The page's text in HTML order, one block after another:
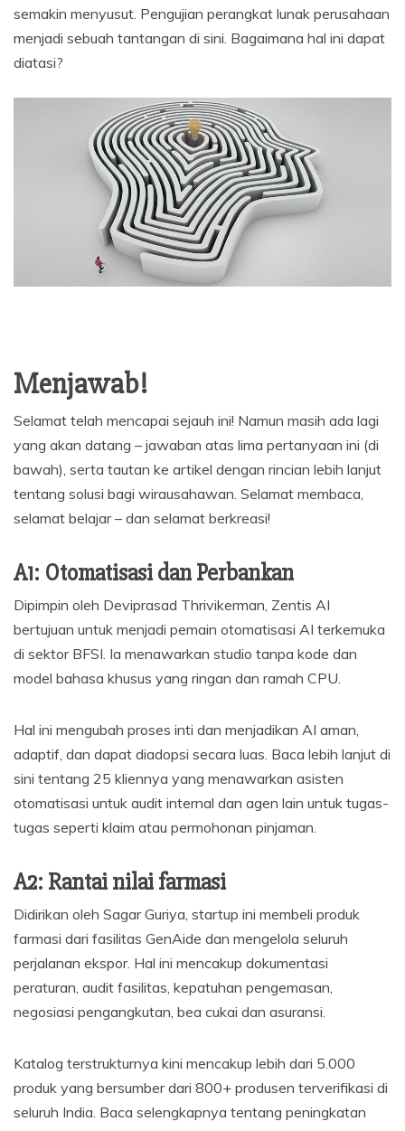
semakin menyusut. Pengujian perangkat lunak perusahaan
menjadi sebuah tantangan di sini. Bagaimana hal ini dapat
diatasi?
Menjawab!
Selamat telah mencapai sejauh ini! Namun masih ada lagi
yang akan datang – jawaban atas lima pertanyaan ini (di
bawah), serta tautan ke artikel dengan rincian lebih lanjut
tentang solusi bagi wirausahawan. Selamat membaca,
selamat belajar – dan selamat berkreasi!
A1: Otomatisasi dan Perbankan
Dipimpin oleh Deviprasad Thrivikerman, Zentis AI
bertujuan untuk menjadi pemain otomatisasi AI terkemuka
di sektor BFSI. Ia menawarkan studio tanpa kode dan
model bahasa khusus yang ringan dan ramah CPU.
Hal ini mengubah proses inti dan menjadikan AI aman,
adaptif, dan dapat diadopsi secara luas. Baca lebih lanjut di
sini tentang 25 kliennya yang menawarkan asisten
otomatisasi untuk audit internal dan agen lain untuk tugas-
tugas seperti klaim atau permohonan pinjaman.
A2: Rantai nilai farmasi
Didirikan oleh Sagar Guriya, startup ini membeli produk
farmasi dari fasilitas GenAide dan mengelola seluruh
perjalanan ekspor. Hal ini mencakup dokumentasi
peraturan, audit fasilitas, kepatuhan pengemasan,
negosiasi pengangkutan, bea cukai dan asuransi.
Katalog terstrukturnya kini mencakup lebih dari 5.000
produk yang bersumber dari 800+ produsen terverifikasi di
seluruh India. Baca selengkapnya tentang peningkatan